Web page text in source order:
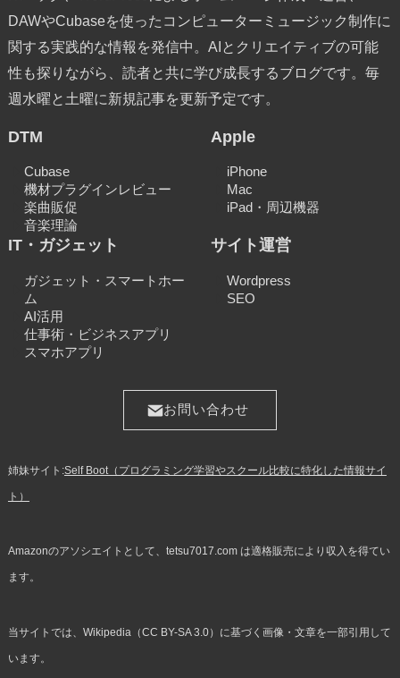
DAWやCubaseを使ったコンピューターミュージック制作に
関する実践的な情報を発信中。AIとクリエイティブの可能
性も探りながら、読者と共に学び成長するブログです。毎
週水曜と土曜に新規記事を更新予定です。
DTM
Cubase
機材プラグインレビュー
楽曲販促
音楽理論
Apple
iPhone
Mac
iPad・周辺機器
IT・ガジェット
ガジェット・スマートホー
ム
AI活用
仕事術・ビジネスアプリ
スマホアプリ
サイト運営
Wordpress
SEO
お問い合わせ
姉妹サイト:Self Boot（プログラミング学習やスクール比較に特化した情報サイ
ト）
Amazonのアソシエイトとして、tetsu7017.com は適格販売により収入を得てい
ます。
当サイトでは、Wikipedia（CC BY-SA 3.0）に基づく画像・文章を一部引用して
います。